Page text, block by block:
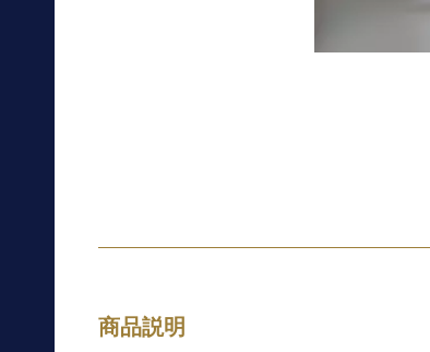
商品説明